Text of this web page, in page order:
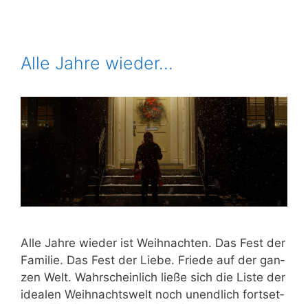
Alle Jahre wieder…
Alle Jah­re wie­der ist Weih­nach­ten. Das Fest der
Fami­lie. Das Fest der Lie­be. Frie­de auf der gan­
zen Welt. Wahr­schein­lich lie­ße sich die Lis­te der
idea­len Weih­nachts­welt noch unend­lich fort­set­